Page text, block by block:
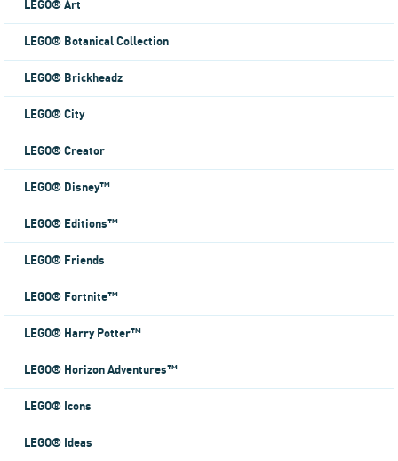
LEGO® Art
LEGO® Botanical Collection
LEGO® Brickheadz
LEGO® City
LEGO® Creator
LEGO® Disney™
LEGO® Editions™
LEGO® Friends
LEGO® Fortnite™
LEGO® Harry Potter™
LEGO® Horizon Adventures™
LEGO® Icons
LEGO® Ideas